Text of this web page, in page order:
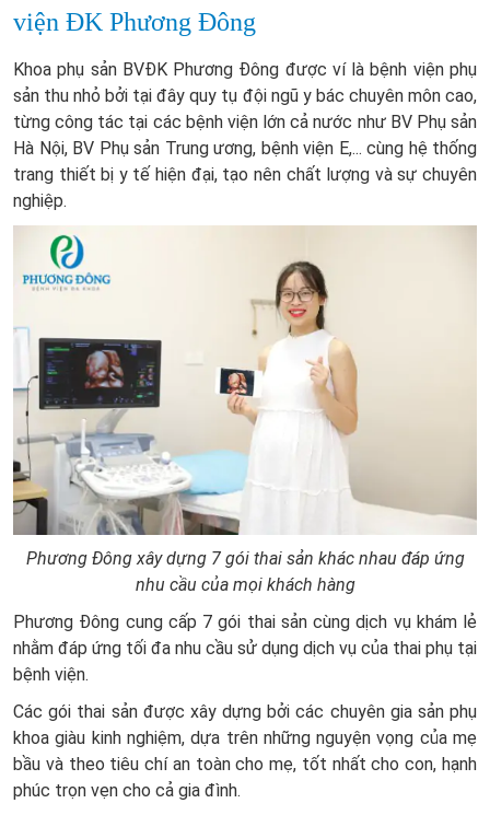
viện ĐK Phương Đông
Khoa phụ sản BVĐK Phương Đông được ví là bệnh viện phụ
sản thu nhỏ bởi tại đây quy tụ đội ngũ y bác chuyên môn cao,
từng công tác tại các bệnh viện lớn cả nước như BV Phụ sản
Hà Nội, BV Phụ sản Trung ương, bệnh viện E,... cùng hệ thống
trang thiết bị y tế hiện đại, tạo nên chất lượng và sự chuyên
nghiệp.
Phương Đông xây dựng 7 gói thai sản khác nhau đáp ứng
nhu cầu của mọi khách hàng
Phương Đông cung cấp 7 gói thai sản cùng dịch vụ khám lẻ
nhằm đáp ứng tối đa nhu cầu sử dụng dịch vụ của thai phụ tại
bệnh viện.
Các gói thai sản được xây dựng bởi các chuyên gia sản phụ
khoa giàu kinh nghiệm, dựa trên những nguyện vọng của mẹ
bầu và theo tiêu chí an toàn cho mẹ, tốt nhất cho con, hạnh
phúc trọn vẹn cho cả gia đình.